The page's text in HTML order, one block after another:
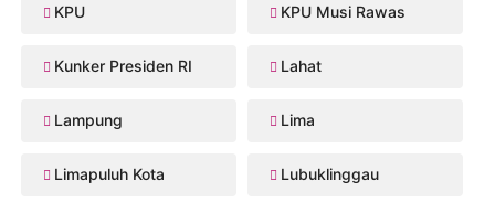
KPU KPU Musi Rawas
Kunker Presiden RI Lahat
Lampung Lima
Limapuluh Kota Lubuklinggau